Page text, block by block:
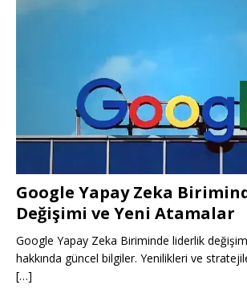
Google Yapay Zeka
Değişimi ve Yeni Atamalar
Google Yapay Zeka Biriminde liderlik
hakkında güncel bilgiler. Yenilikleri ve
[…]